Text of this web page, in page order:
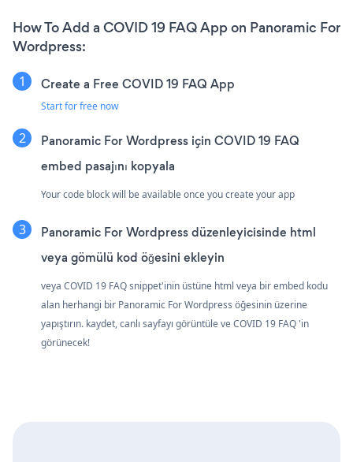
How To Add a COVID 19 FAQ App on Panoramic For
Wordpress:
Create a Free COVID 19 FAQ App
Start for free now
Panoramic For Wordpress için COVID 19 FAQ
embed pasajını kopyala
Your code block will be available once you create your app
Panoramic For Wordpress düzenleyicisinde html
veya gömülü kod öğesini ekleyin
veya COVID 19 FAQ snippet'inin üstüne html veya bir embed kodu
alan herhangi bir Panoramic For Wordpress öğesinin üzerine
yapıştırın. kaydet, canlı sayfayı görüntüle ve COVID 19 FAQ 'in
görünecek!